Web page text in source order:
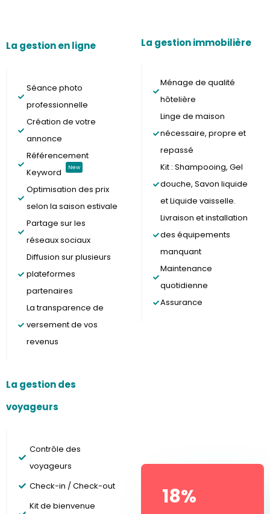
La gestion en ligne
Séance photo
professionnelle
Création de votre
annonce
Référencement
Keyword
New
Optimisation des prix
selon la saison estivale
Partage sur les
réseaux sociaux
Diffusion sur plusieurs
plateformes
partenaires
La transparence de
versement de vos
revenus
La gestion immobilière
Ménage de qualité
hôtelière
Linge de maison
nécessaire, propre et
repassé
Kit : Shampooing, Gel
douche, Savon liquide
et Liquide vaisselle.
Livraison et installation
des équipements
manquant
Maintenance
quotidienne
Assurance
La gestion des
voyageurs
Contrôle des
voyageurs
Check-in / Check-out
Kit de bienvenue
18%